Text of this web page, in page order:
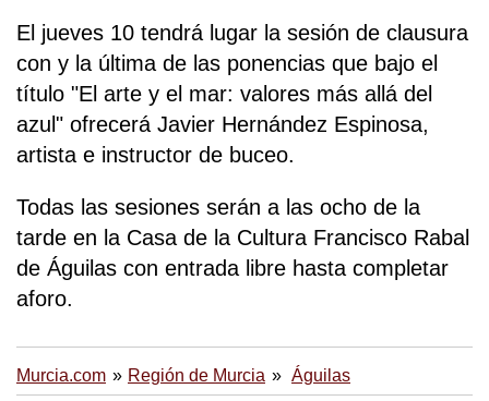
El jueves 10 tendrá lugar la sesión de clausura
con y la última de las ponencias que bajo el
título "El arte y el mar: valores más allá del
azul" ofrecerá Javier Hernández Espinosa,
artista e instructor de buceo.
Todas las sesiones serán a las ocho de la
tarde en la Casa de la Cultura Francisco Rabal
de Águilas con entrada libre hasta completar
aforo.
Murcia.com Región de Murcia Águilas